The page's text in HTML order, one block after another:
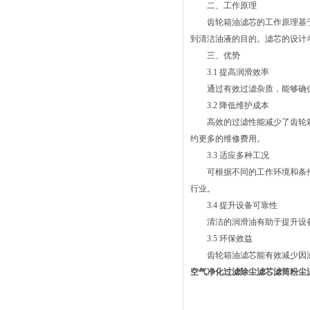
二、工作原理
齿轮箱油滤芯的工作原理基于
到清洁油液的目的。滤芯的设
三、优势
3.1 提高润滑效率
通过有效过滤杂质，能够确保
3.2 降低维护成本
高效的过滤性能减少了齿轮箱
约更多的维修费用。
3.3 适应多种工况
可根据不同的工作环境和条件
行业。
3.4 提升设备可靠性
清洁的润滑油有助于提升设
3.5 环保效益
齿轮箱油滤芯能有效减少因油
空气净化过滤除尘滤芯滤筒粉尘